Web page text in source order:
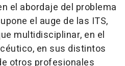
el abordaje del problema
el auge de las ITS,
multidisciplinar, en el
en sus distintos
otros profesionales